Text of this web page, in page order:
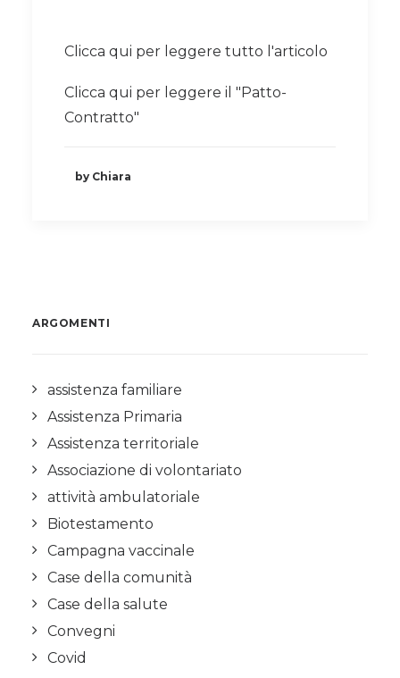
Clicca qui per leggere tutto l'articolo
Clicca qui per leggere il "Patto-
Contratto"
by Chiara
ARGOMENTI
assistenza familiare
Assistenza Primaria
Assistenza territoriale
Associazione di volontariato
attività ambulatoriale
Biotestamento
Campagna vaccinale
Case della comunità
Case della salute
Convegni
Covid